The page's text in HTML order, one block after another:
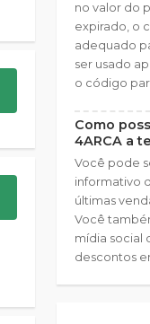
no valor do
expirado, o
adequado
ser usado
o código
Como
4ARCA a
Você pode
informativo
últimas
Você
mídia social
descontos